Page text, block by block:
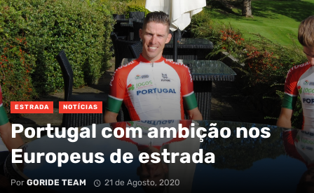
ESTRADA NOTÍCIAS
Portugal com ambição nos
Europeus de estrada
Por GORIDE TEAM 21 de Agosto, 2020